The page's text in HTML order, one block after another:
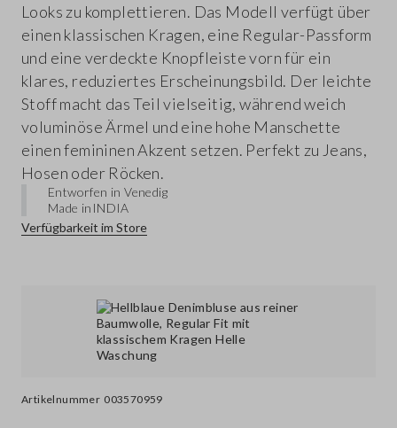
Artikelnummer 003570959
Looks zu komplettieren. Das Modell verfügt über
einen klassischen Kragen, eine Regular-Passform
und eine verdeckte Knopfleiste vorn für ein
klares, reduziertes Erscheinungsbild. Der leichte
Stoff macht das Teil vielseitig, während weich
voluminöse Ärmel und eine hohe Manschette
einen femininen Akzent setzen. Perfekt zu Jeans,
Hosen oder Röcken.
Entworfen in Venedig
Made in INDIA
Verfügbarkeit im Store